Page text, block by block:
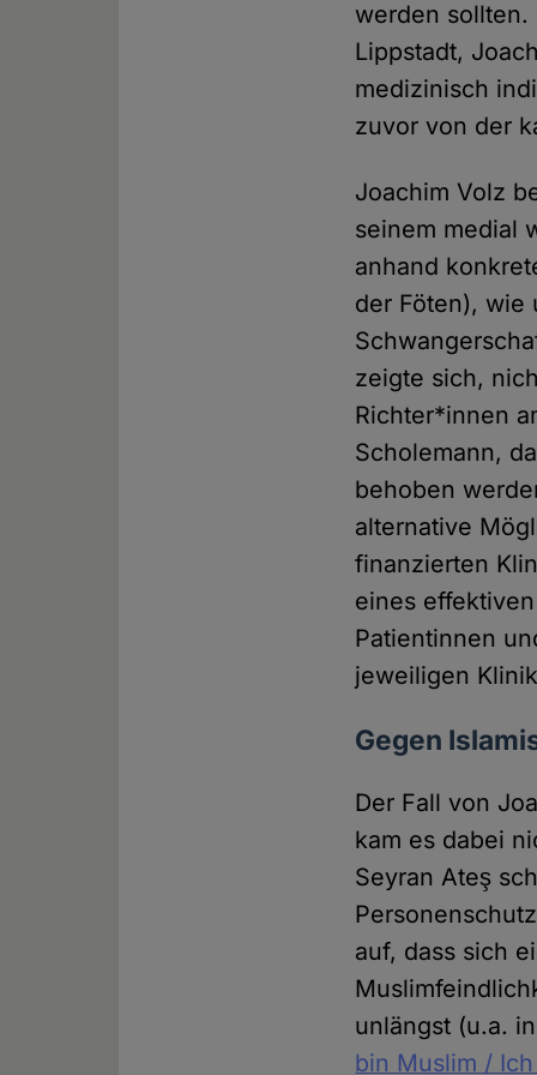
werden
Lippstadt,
medizinisch
zuvor von der
Joachim Volz
seinem medial
anhand
der Föten), wie
zeigte sich,
Richter*innen
Scholemann,
behoben
alternative
finanzierten
eines
Patientinnen
jeweiligen
Gegen
Der Fall von
kam es dabei
Seyran Ateş
auf, dass sich
unlängst (u.a.
bin Muslim /